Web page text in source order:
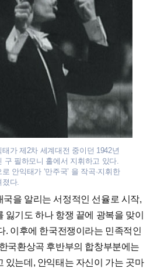
태가 제2차 세계대전 중이던 1942년
구 필하모니 홀에서 지휘하고 있다.
안익태가 ‘만주국’ 을 작곡·지휘한
졌다.
을 알리는 서정적인 선율로 시작,
잃기도 하나 항쟁 끝에 광복을 맞이
. 이후에 한국전쟁이라는 민족적인
국환상곡 후반부의 합창부분에는
있는데, 안익태는 자신이 가는 곳마